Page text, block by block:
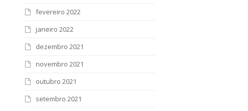
fevereiro 2022
janeiro 2022
dezembro 2021
novembro 2021
outubro 2021
setembro 2021